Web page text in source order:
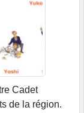
Cadet
de la région.